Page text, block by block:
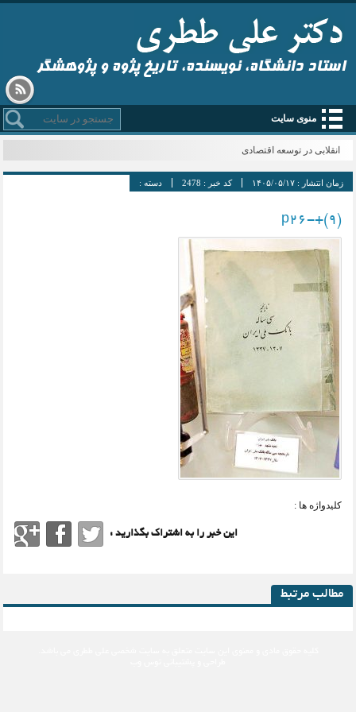
استاد دانشگاه، نویسنده، تاریخ پژوه و پژوهشگر
منوی سایت
انقلابی در توسعه اقتصادی
زمان انتشار :۱۴۰۵/۰۵/۱۷ کد خبر : 2478 دسته :
p26-+(9)
کلیدواژه ها :
این خبر را به اشتراک بگذارید :
مطالب مرتبط